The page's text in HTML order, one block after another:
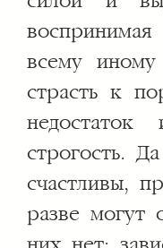
всему
страсть к
строгость.
счастливы,
разве могут